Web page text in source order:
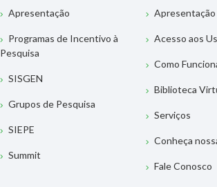
Apresentação
Programas de Incentivo à
Pesquisa
SISGEN
Grupos de Pesquisa
SIEPE
Summit
Apresentação
Acesso aos
Como
Biblioteca
Serviços
Conheça
Fale Conosco